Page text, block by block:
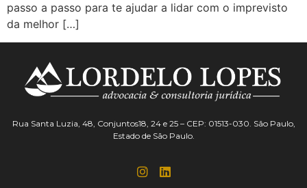
passo a passo para te ajudar a lidar com o imprevisto
da melhor […]
Rua Santa Luzia, 48, Conjuntos18, 24 e 25 – CEP: 01513-030. São Paulo,
Estado de São Paulo.